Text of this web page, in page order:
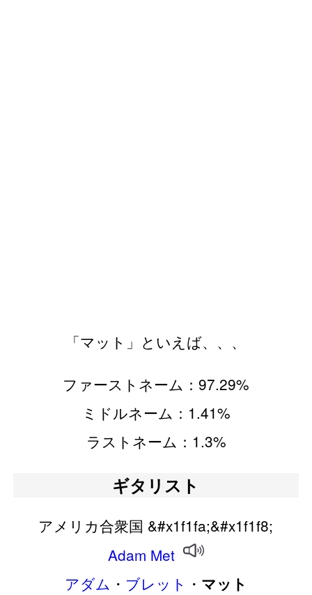
「マット」といえば、、、
ファーストネーム：97.29%
ミドルネーム：1.41%
ラストネーム：1.3%
ギタリスト
アメリカ合衆国 &#x1f1fa;&#x1f1f8;
Adam Met
アダム ・ ブレット ・ マット